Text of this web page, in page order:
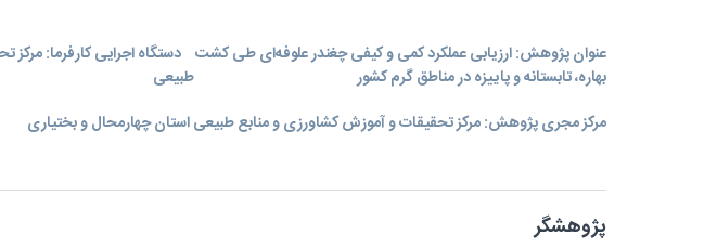
عنوان پژوهش: ارزیابی عملکرد کمی و کیفی چغندر علوفه‌ای طی کشت
بهاره، تابستانه و پاییزه در مناطق گرم کشور
دستگاه اجرایی کارفرما:
طبیعی
مرکز مجری پژوهش: مرکز تحقیقات و آموزش کشاورزی و منابع طبیعی استان چهارمحال و بختیاری
پژوهشگر